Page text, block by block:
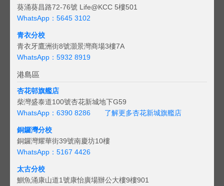
葵涌葵昌路72-76號 Life@KCC 5樓501
WhatsApp：5645 3102
青衣分校
青衣牙鷹洲街8號灝景灣商場3樓7A
WhatsApp：5932 8919
港島區
杏花邨旗艦店
柴灣盛泰道100號杏花新城地下G59
WhatsApp：6390 8286
了解更多杏花新城旗艦店
銅鑼灣分校
銅鑼灣耀華街39號南慶坊10樓
WhatsApp：5167 4426
太古分校
鰂魚涌康山道1號康怡廣場辦公大樓9樓901